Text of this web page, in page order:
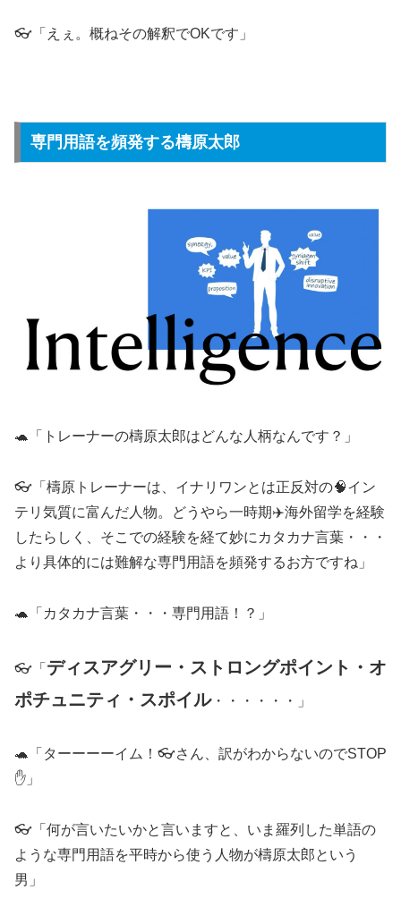
👓「えぇ。概ねその解釈でOKです」
専門用語を頻発する檮原太郎
🐢「トレーナーの檮原太郎はどんな人柄なんです？」
👓「檮原トレーナーは、イナリワンとは正反対の🧠イン
テリ気質に富んだ人物。どうやら一時期✈️海外留学を経験
したらしく、そこでの経験を経て妙にカタカナ言葉・・・
より具体的には難解な専門用語を頻発するお方ですね」
🐢「カタカナ言葉・・・専門用語！？」
👓「 ディスアグリー・ストロングポイント・オ
ポチュニティ・スポイル・・・・・・」
🐢「ターーーーイム！👓さん、訳がわからないのでSTOP
✋」
👓「何が言いたいかと言いますと、いま羅列した単語の
ような専門用語を平時から使う人物が檮原太郎という
男」